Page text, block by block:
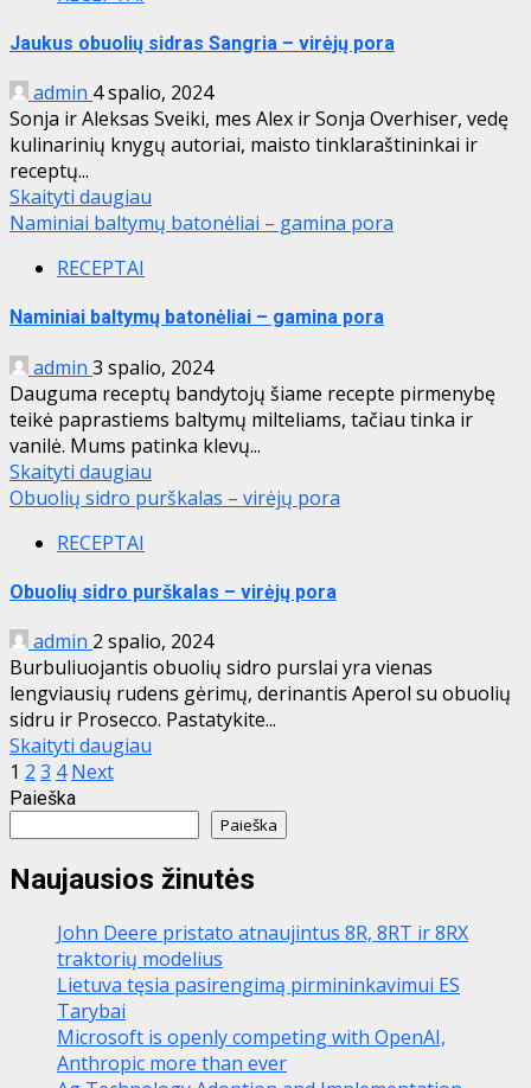
Jaukus obuolių sidras Sangria – virėjų pora
admin 4 spalio, 2024
Sonja ir Aleksas Sveiki, mes Alex ir Sonja Overhiser, vedę
kulinarinių knygų autoriai, maisto tinklaraštininkai ir
receptų...
Skaityti daugiau
Naminiai baltymų batonėliai – gamina pora
RECEPTAI
Naminiai baltymų batonėliai – gamina pora
admin 3 spalio, 2024
Dauguma receptų bandytojų šiame recepte pirmenybę
teikė paprastiems baltymų milteliams, tačiau tinka ir
vanilė. Mums patinka klevų...
Skaityti daugiau
Obuolių sidro purškalas – virėjų pora
RECEPTAI
Obuolių sidro purškalas – virėjų pora
admin 2 spalio, 2024
Burbuliuojantis obuolių sidro purslai yra vienas
lengviausių rudens gėrimų, derinantis Aperol su obuolių
sidru ir Prosecco. Pastatykite...
Skaityti daugiau
Įrašų
puslapiavimas
1 2 3 4 Next
Paieška
Paieška
Naujausios žinutės
John Deere pristato atnaujintus 8R, 8RT ir 8RX
traktorių modelius
Lietuva tęsia pasirengimą pirmininkavimui ES
Tarybai
Microsoft is openly competing with OpenAI,
Anthropic more than ever